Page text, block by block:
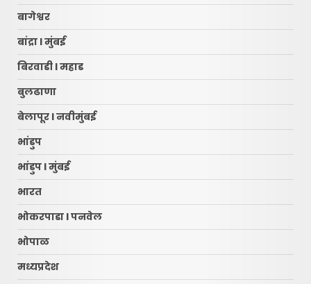
बागेश्वर
बांद्रा l मुंबई
बिरवाडी l महाड
बुलढाणा
बेलापूर l नवीमुंबई
भांडुप
भांडुप l मुंबई
भारत
भोकरपाडा l पनवेल
भोपाळ
मध्यप्रदेश